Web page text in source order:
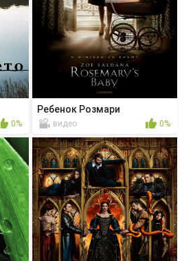
0%
Ребенок Розмари
видео 0%